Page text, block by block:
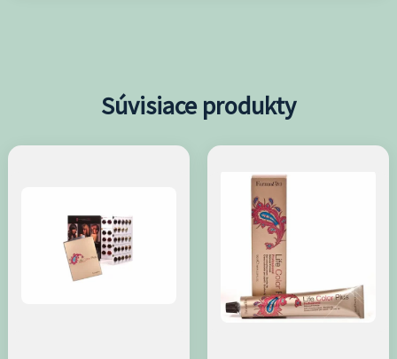
Súvisiace produkty
produkt
viacero
variantov.
Možnosti
si